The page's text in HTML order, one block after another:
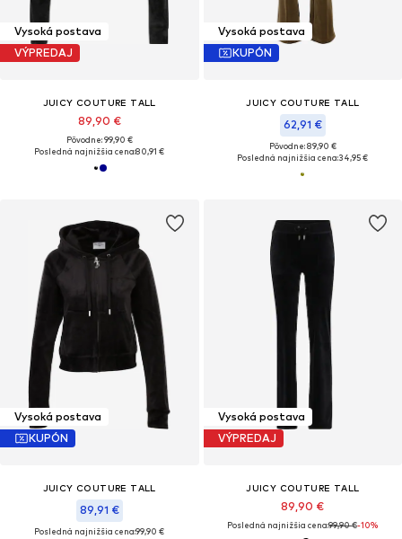
Vysoká postava
VÝPREDAJ
JUICY COUTURE TALL
89,90 €
Pôvodne: 99,90 €
Posledná najnižšia cena:80,91 €
Vysoká postava
KUPÓN
JUICY COUTURE TALL
62,91 €
Pôvodne: 89,90 €
Posledná najnižšia cena:34,95 €
Vysoká postava
KUPÓN
JUICY COUTURE TALL
89,91 €
Posledná najnižšia cena:99,90 €
Vysoká postava
VÝPREDAJ
JUICY COUTURE TALL
89,90 €
Posledná najnižšia cena:99,90 €-10%